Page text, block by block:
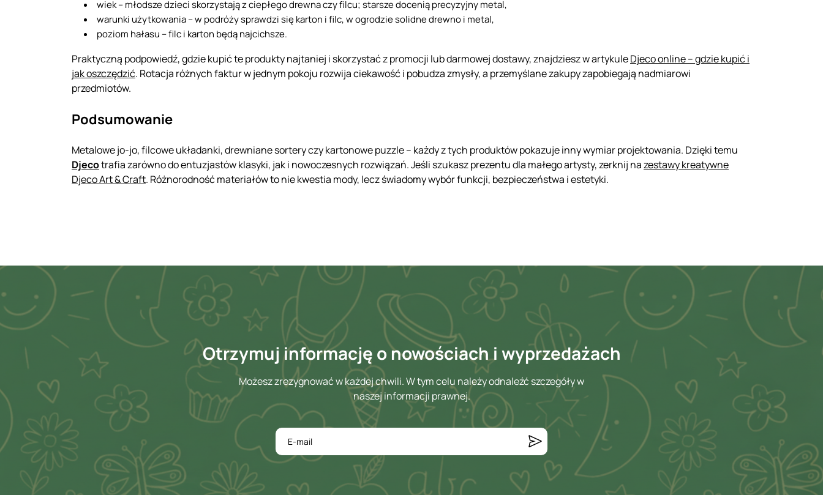
wiek – młodsze dzieci skorzystają z ciepłego drewna czy filcu; starsze docenią precyzyjny metal,
warunki użytkowania – w podróży sprawdzi się karton i filc, w ogrodzie solidne drewno i metal,
poziom hałasu – filc i karton będą najcichsze.
Praktyczną podpowiedź, gdzie kupić te produkty najtaniej i skorzystać z promocji lub darmowej dostawy, znajdziesz w artykuleDjeco online – gdzie kupić i
jak oszczędzić. Rotacja różnych faktur w jednym pokoju rozwija ciekawość i pobudza zmysły, a przemyślane zakupy zapobiegają nadmiarowi
przedmiotów.
Podsumowanie
Metalowe jo-jo, filcowe układanki, drewniane sortery czy kartonowe puzzle – każdy z tych produktów pokazuje inny wymiar projektowania. Dzięki temu
Djecotrafia zarówno do entuzjastów klasyki, jak i nowoczesnych rozwiązań. Jeśli szukasz prezentu dla małego artysty, zerknij nazestawy kreatywne
Djeco Art & Craft. Różnorodność materiałów to nie kwestia mody, lecz świadomy wybór funkcji, bezpieczeństwa i estetyki.
Otrzymuj informację o nowościach i wyprzedażach
Możesz zrezygnować w każdej chwili. W tym celu należy odnaleźć szczegóły w
naszej informacji prawnej.